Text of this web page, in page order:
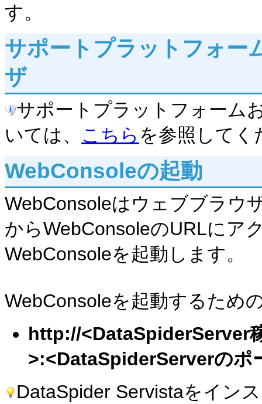
す。
サポートプラットフォー
ザ
サポートプラットフォーム
いては、 こちら を参照してく
WebConsoleの起動
WebConsoleはウェブブラウ
からWebConsoleのURLにア
WebConsoleを起動します。
WebConsoleを起動するため
http://<DataSpiderServer
>:<DataSpiderServerのポ
DataSpider Servistaをイン